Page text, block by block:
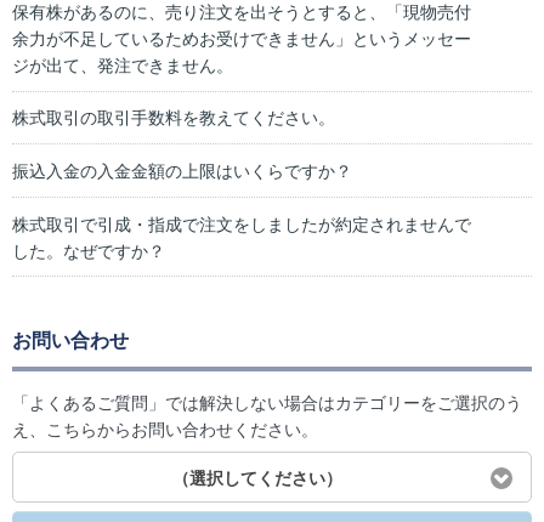
保有株があるのに、売り注文を出そうとすると、「現物売付
余力が不足しているためお受けできません」というメッセー
ジが出て、発注できません。
株式取引の取引手数料を教えてください。
振込入金の入金金額の上限はいくらですか？
株式取引で引成・指成で注文をしましたが約定されませんで
した。なぜですか？
お問い合わせ
「よくあるご質問」では解決しない場合はカテゴリーをご選択のう
え、こちらからお問い合わせください。
（選択してください）